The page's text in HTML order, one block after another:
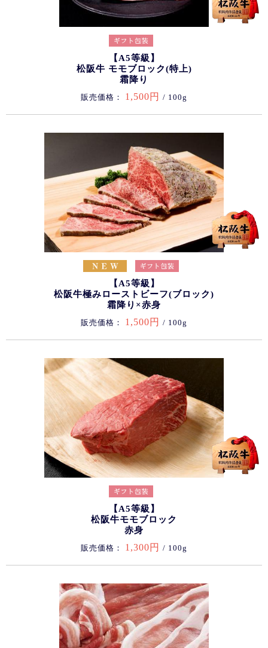
【A5等級】
松阪牛 モモブロック(特上)
霜降り
販売価格： 1,500円 / 100g
【A5等級】
松阪牛極みローストビーフ(ブロック)
霜降り×赤身
販売価格： 1,500円 / 100g
【A5等級】
松阪牛モモブロック
赤身
販売価格： 1,300円 / 100g